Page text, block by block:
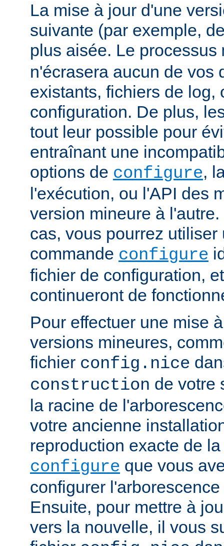
La mise à jour d'une
suivante (par exemple,
plus aisée. Le processus
n'écrasera aucun de vos
existants, fichiers de log,
configuration. De plus,
tout leur possible pour
entraînant une
options de configure,
l'exécution, ou l'API des
version mineure à
cas, vous pourrez utiliser
commande configure
fichier de configuration,
continueront de
Pour effectuer une mise
versions mineures,
fichier config.nice
construction de votre
la racine de
votre ancienne
reproduction exacte de
configure que vous
configurer
Ensuite, pour mettre à
vers la nouvelle, il vous